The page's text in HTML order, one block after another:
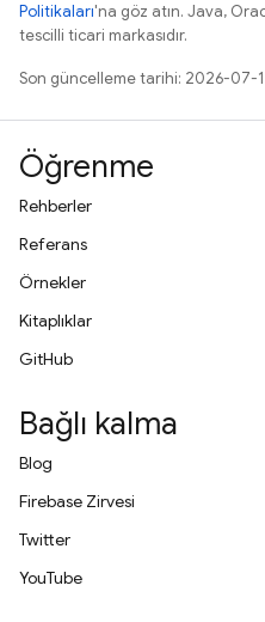
Politikaları'na göz atın. Java,
tescilli ticari markasıdır.
Son güncelleme tarihi: 2026-07-
Öğrenme
Rehberler
Referans
Örnekler
Kitaplıklar
GitHub
Bağlı kalma
Blog
Firebase Zirvesi
Twitter
YouTube